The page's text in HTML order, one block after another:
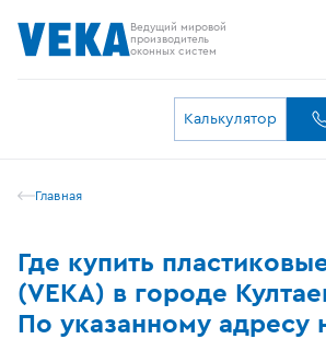
Ведущий мировой
производитель
оконных систем
Калькулятор
Главная
Где купить
(VEKA) в городе
По указанному адресу